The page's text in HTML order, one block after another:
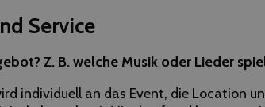
Service
Z. B. welche Musik oder Lieder
individuell an das Event, die Location